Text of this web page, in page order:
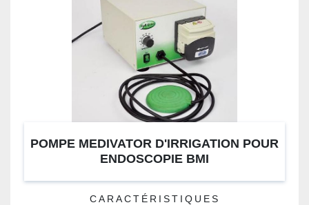
POMPE MEDIVATOR D'IRRIGATION POUR
ENDOSCOPIE BMI
CARACTÉRISTIQUES